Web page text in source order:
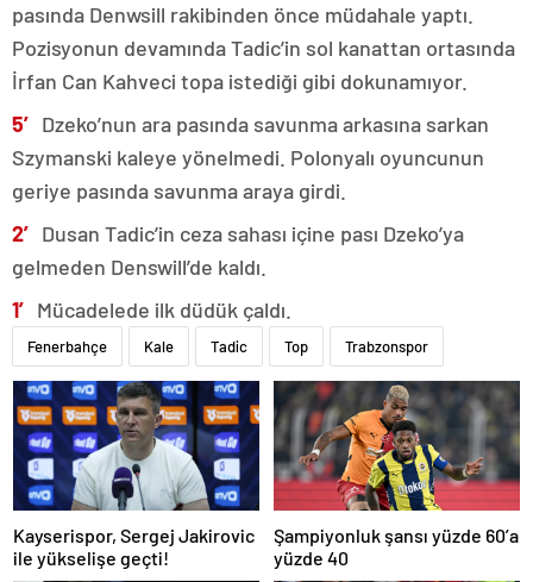
pasında Denwsill rakibinden önce müdahale yaptı.
Pozisyonun devamında Tadic’in sol kanattan ortasında
İrfan Can Kahveci topa istediği gibi dokunamıyor.
5′ Dzeko’nun ara pasında savunma arkasına sarkan
Szymanski kaleye yönelmedi. Polonyalı oyuncunun
geriye pasında savunma araya girdi.
2′ Dusan Tadic’in ceza sahası içine pası Dzeko’ya
gelmeden Denswill’de kaldı.
1′ Mücadelede ilk düdük çaldı.
Fenerbahçe Kale Tadic Top Trabzonspor
Kayserispor, Sergej Jakirovic
ile yükselişe geçti!
Şampiyonluk şansı yüzde 60’a
yüzde 40